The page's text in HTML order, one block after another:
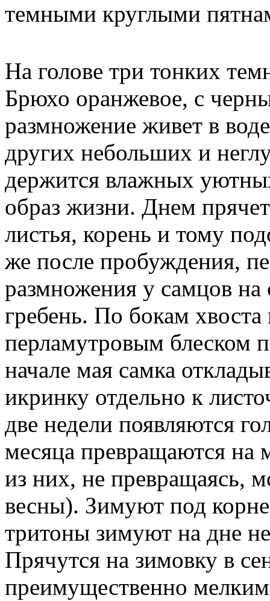
темными круглыми
На голове три тонких
Брюхо оранжевое, с
размножение живет в
других небольших и
держится влажных
образ жизни. Днем
листья, корень и тому
же после пробуждения,
размножения у самцов на
гребень. По бокам хвоста
перламутровым блеском
начале мая самка
икринку отдельно к
две недели появляются
месяца превращаются на
из них, не превращаясь,
весны). Зимуют под
тритоны зимуют на дне
Прячутся на зимовку в
преимущественно